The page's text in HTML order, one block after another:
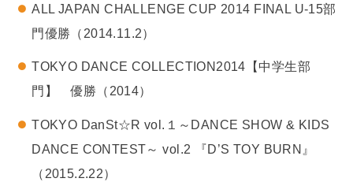
ALL JAPAN CHALLENGE CUP 2014 FINAL U-15部
門優勝（2014.11.2）
TOKYO DANCE COLLECTION2014【中学生部
門】 優勝（2014）
TOKYO DanSt☆R vol.１～DANCE SHOW & KIDS
DANCE CONTEST～ vol.2 『D’S TOY BURN』
（2015.2.22）